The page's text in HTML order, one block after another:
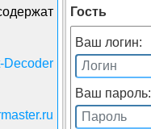
Decoder
Гость
Ваш логин:
Ваш пароль: